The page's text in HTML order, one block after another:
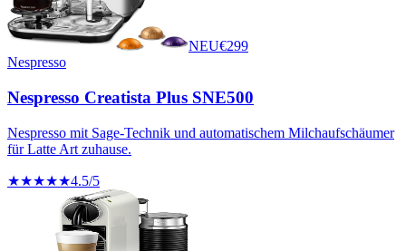
NEU€299
Nespresso
Nespresso Creatista Plus SNE500
Nespresso mit Sage-Technik und automatischem Milchaufschäumer
für Latte Art zuhause.
★★★★★4.5/5